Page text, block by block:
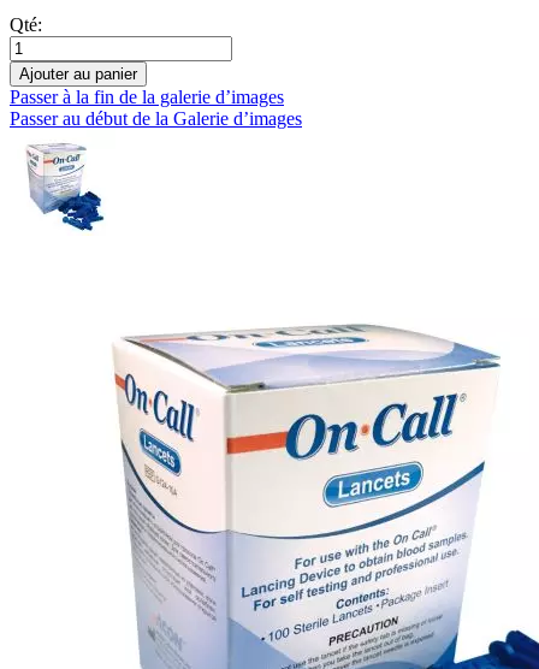
Qté:
Ajouter au panier
Passer à la fin de la galerie d’images
Passer au début de la Galerie d’images